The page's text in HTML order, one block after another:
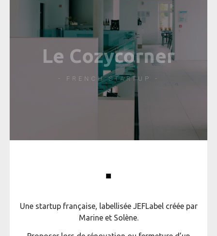
Le Cozycorner
- FRENCH STARTUP -
Une startup française, labellisée JEFLabel créée par
Marine et Solène.